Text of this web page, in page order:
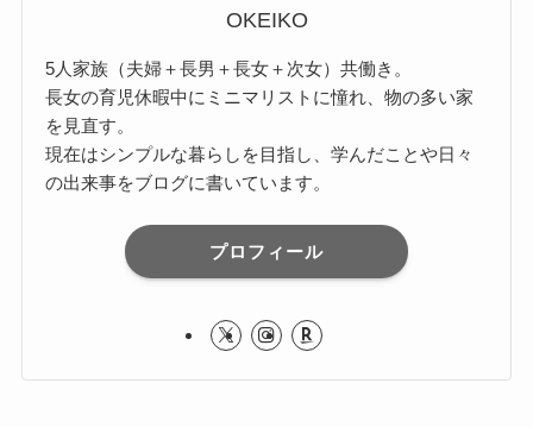
OKEIKO
5人家族（夫婦＋長男＋長女＋次女）共働き。
長女の育児休暇中にミニマリストに憧れ、物の多い家
を見直す。
現在はシンプルな暮らしを目指し、学んだことや日々
の出来事をブログに書いています。
プロフィール